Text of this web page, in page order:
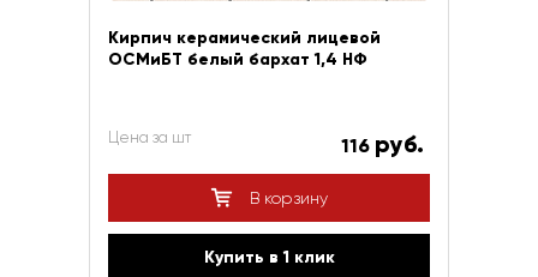
Кирпич керамический лицевой
ОСМиБТ белый бархат 1,4 НФ
Цена за шт 116 руб.
В корзину
Купить в 1 клик